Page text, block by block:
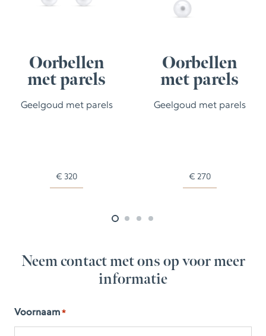
Oorbellen
met parels
Geelgoud met parels
€ 320
Oorbellen
met parels
Geelgoud met parels
€ 270
Neem contact met ons op voor meer
informatie
Voornaam *